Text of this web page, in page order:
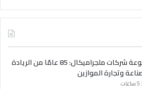
مجموعة شركات ملجراميكال: 85 عامًا من الريادة
وتجارة الموازين